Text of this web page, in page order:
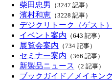
柴田忠男 （3247 記事）
濱村和恵 （3228 記事）
デジクリトーク（ゲスト）
イベント案内 （643 記事）
展覧会案内 （734 記事）
セミナー案内 （366 記事）
新製品ニュース （2 記事）
ブックガイド／メイキン